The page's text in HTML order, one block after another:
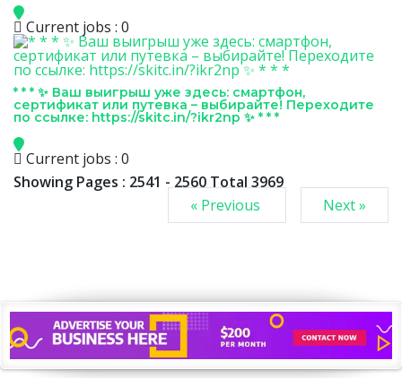
Current jobs : 0
* * * ✨ Ваш выигрыш уже здесь: смартфон,
сертификат или путевка – выбирайте! Переходите
по ссылке: https://skitc.in/?ikr2np ✨ * * *
Current jobs : 0
Showing Pages : 2541 - 2560 Total 3969
« Previous
Next »